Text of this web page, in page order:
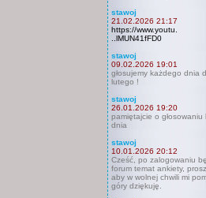
stawoj
21.02.2026 21:17
https://www.youtu.
..lMUN41fFD0
stawoj
09.02.2026 19:01
głosujemy każdego dnia
lutego !
stawoj
26.01.2026 19:20
pamiętajcie o głosowaniu
dnia
stawoj
10.01.2026 20:12
Cześć, po zalogowaniu
forum temat ankiety,
aby w wolnej chwili mi
góry dziękuję.